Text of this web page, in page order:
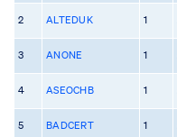
2 ALTEDUK 1
3 ANONE 1
4 ASEOCHB 1
5 BADCERT 1